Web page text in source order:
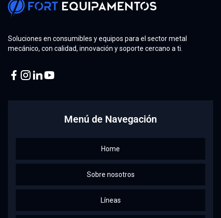
Soluciones en consumibles y equipos para el sector metal
mecánico, con calidad, innovación y soporte cercano a ti.
Menú de Navegación
Home
Sobre nosotros
Líneas